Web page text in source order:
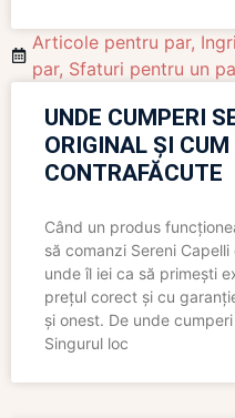
Articole pentru par,
par, Sfaturi pentru un
UNDE CUMPERI
ORIGINAL ȘI
CONTRAFĂCUTE
Când un produs
să comanzi Sereni
unde îl iei ca să primești
prețul corect și cu
și onest. De unde
Singurul loc